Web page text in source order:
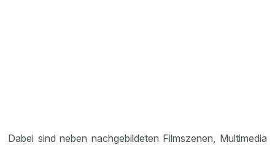
Dabei sind neben nachgebildeten Filmszenen, Multimedia